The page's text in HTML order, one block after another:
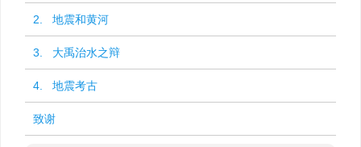
2. 地震和黄河
3. 大禹治水之辩
4. 地震考古
致谢